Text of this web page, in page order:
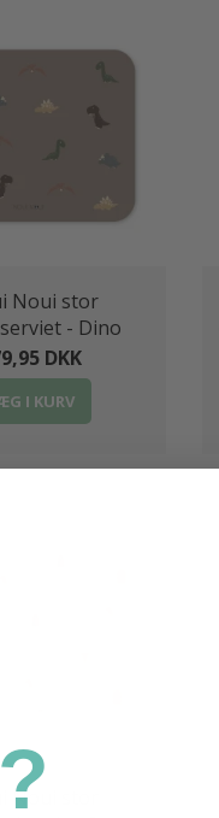
Noui stor
- Dino
DKK
I KURV
Noui stor